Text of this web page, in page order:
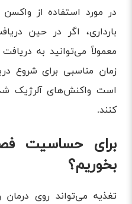
در مورد استفاده از
بارداری، اگر در حین
معمولاً می‌توانید به دریافت
زمان مناسبی برای شروع
است واکنش‌های آلرژیک
کنند.
برای حساسیت
بخوریم؟
تغذیه می‌تواند روی